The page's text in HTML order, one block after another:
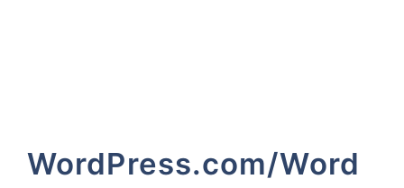
WordPress.com/Word